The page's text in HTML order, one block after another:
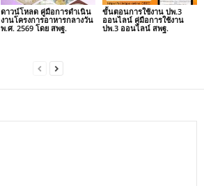
ดาวน์โหลด คู่มือการดำเนิน
งานโครงการอาหารกลางวัน
พ.ศ. 2569 โดย สพฐ.
ขั้นตอนการใช้งาน ปพ.3
ออนไลน์ คู่มือการใช้งาน
ปพ.3 ออนไลน์ สพฐ.